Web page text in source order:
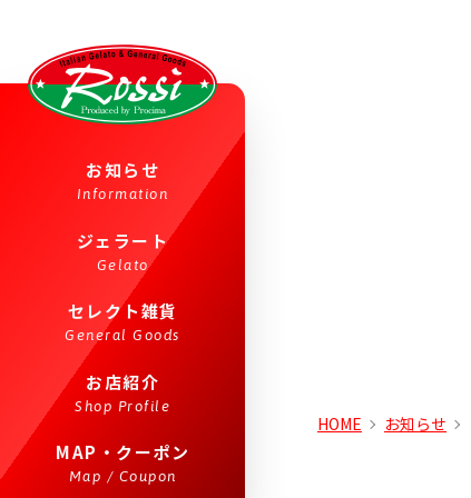
那須にあるジェ
ラートと雑貨のお
お知らせ
Information
ジェラート
Gelato
セレクト雑貨
General Goods
お店紹介
Shop Profile
MAP・クーポン
Map / Coupon
HOME お知らせ